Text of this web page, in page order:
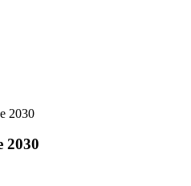
2030
2030